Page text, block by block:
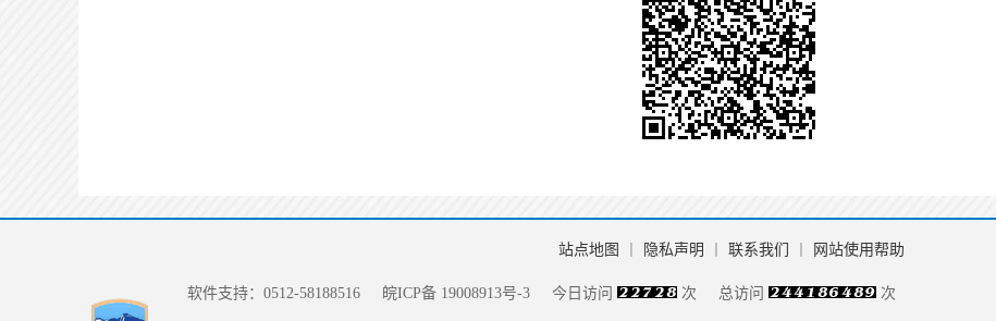
站点地图 隐私声明 联系我们 网站使用帮助
软件支持：0512-58188516 皖ICP备 19008913号-3 今日访问 次 总访问 次